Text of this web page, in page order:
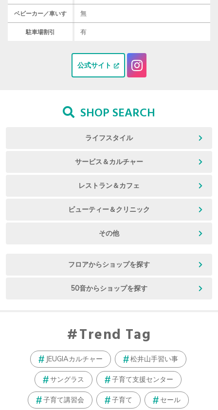
ベビーカー／車いす 無
駐車場割引 有
公式サイト
SHOP SEARCH
ライフスタイル
サービス＆カルチャー
レストラン＆カフェ
ビューティー＆クリニック
その他
フロアからショップを探す
50音からショップを探す
Trend Tag
JEUGIAカルチャー 松井山手習い事
サングラス 子育て支援センター
子育て講習会 子育て セール